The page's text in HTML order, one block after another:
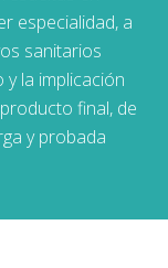
especialidad, a
sanitarios
la implicación
final, de
y probada